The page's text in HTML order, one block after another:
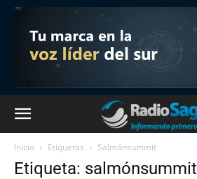
Inicio Etiquetas Salmónsummit
Etiqueta: salmónsummit